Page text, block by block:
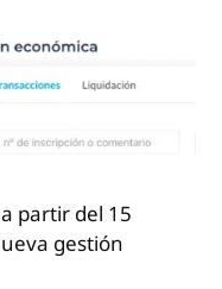
partir del 15
gestión